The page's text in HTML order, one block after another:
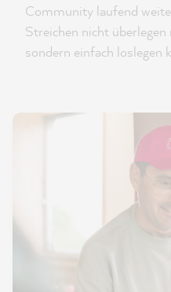
Community laufend
Streichen nicht überlegen
sondern einfach loslegen